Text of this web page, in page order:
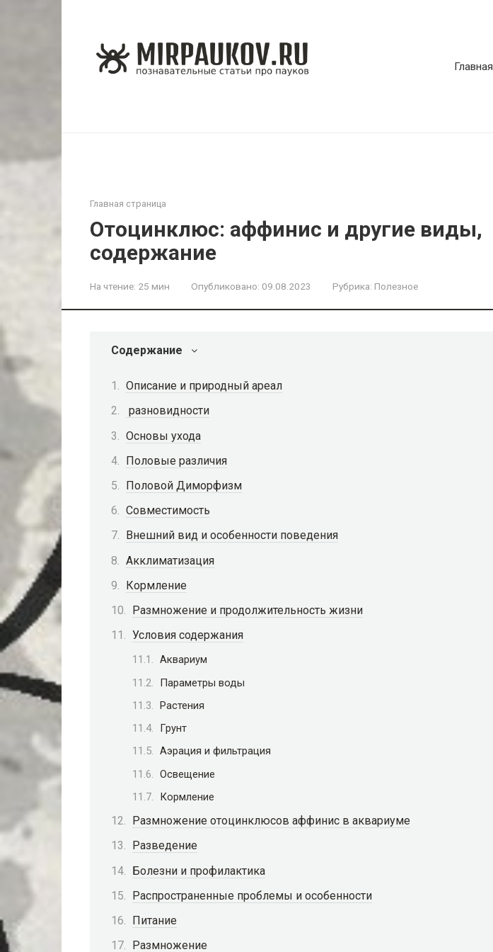
Главная
Главная страница
Отоцинклюс: аффинис и другие виды,
содержание
На чтение: 25 мин Опубликовано: 09.08.2023 Рубрика: Полезное
Содержание
Описание и природный ареал
разновидности
Основы ухода
Половые различия
Половой Диморфизм
Совместимость
Внешний вид и особенности поведения
Акклиматизация
Кормление
Размножение и продолжительность жизни
Условия содержания
Аквариум
Параметры воды
Растения
Грунт
Аэрация и фильтрация
Освещение
Кормление
Размножение отоцинклюсов аффинис в аквариуме
Разведение
Болезни и профилактика
Распространенные проблемы и особенности
Питание
Размножение